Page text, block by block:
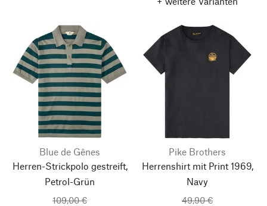
Blue de Gênes
Herren-Strickpolo gestreift,
Petrol-Grün
109,00 €
Pike Brothers
Herrenshirt mit Print 1969,
Navy
49,90 €